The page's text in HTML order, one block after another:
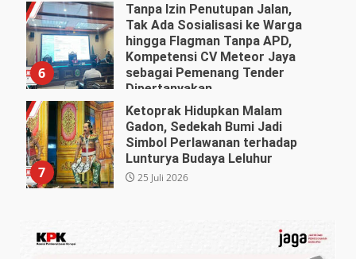
6
Tanpa Izin Penutupan Jalan,
Tak Ada Sosialisasi ke Warga
hingga Flagman Tanpa APD,
Kompetensi CV Meteor Jaya
sebagai Pemenang Tender
Dipertanyakan
27 Juli 2026
7
Ketoprak Hidupkan Malam
Gadon, Sedekah Bumi Jadi
Simbol Perlawanan terhadap
Lunturya Budaya Leluhur
25 Juli 2026